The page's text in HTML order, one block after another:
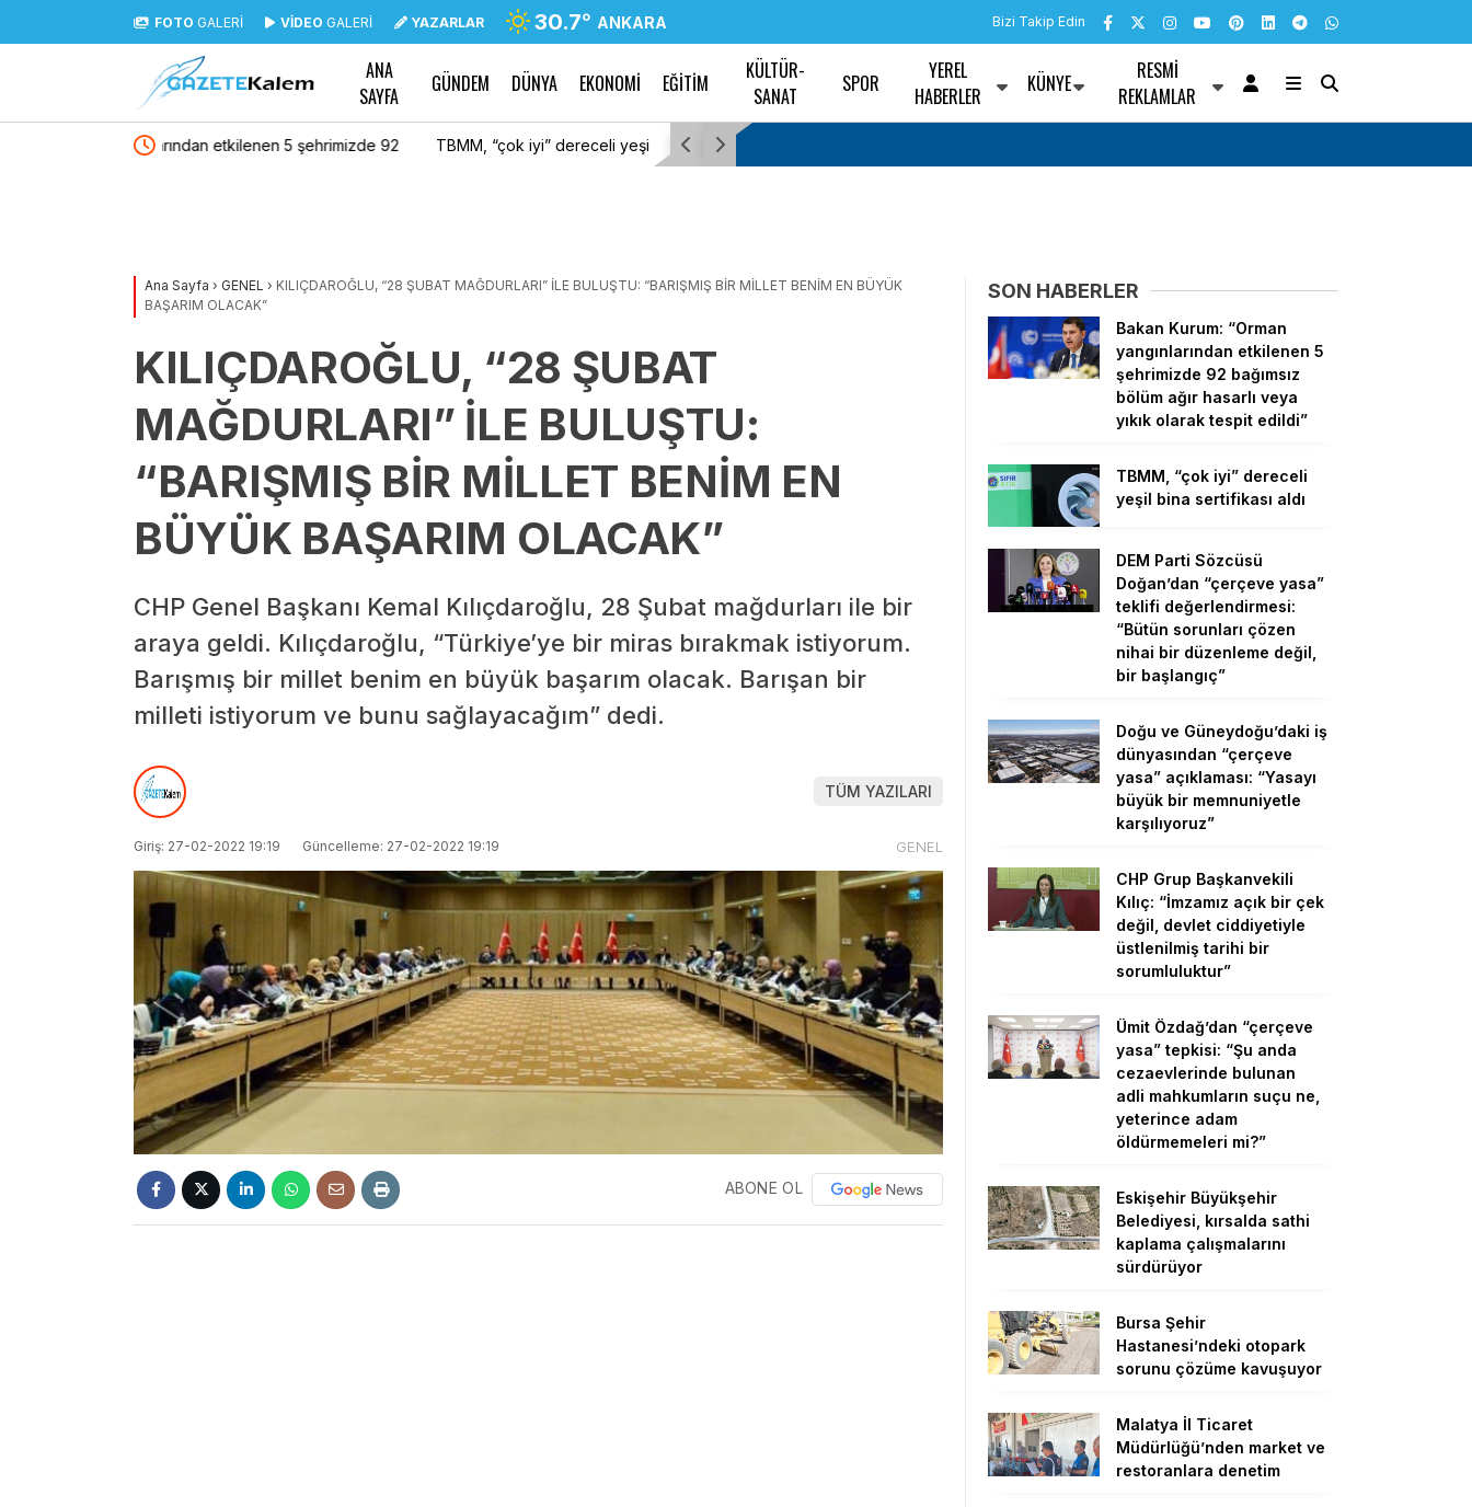
FOTO GALERİ VİDEO GALERİ YAZARLAR 30.7° ANKARA Bizi Takip Edin
ANA
SAYFA
GÜNDEM DÜNYA EKONOMİ EĞİTİM
KÜLTÜR-
SANAT
SPOR
YEREL
HABERLER
KÜNYE
RESMI
REKLAMLAR
TBMM, “çok iyi” dereceli yeşil bina sertifikası aldı DEM Parti Sözcüsü Doğan’dan “çerçeve yasa” teklifi
Ana Sayfa › GENEL › KILIÇDAROĞLU, “28 ŞUBAT MAĞDURLARI” İLE BULUŞTU: “BARIŞMIŞ BİR MİLLET BENİM EN BÜYÜK
BAŞARIM OLACAK”
KILIÇDAROĞLU, “28 ŞUBAT
MAĞDURLARI” İLE BULUŞTU:
“BARIŞMIŞ BİR MİLLET BENİM EN
BÜYÜK BAŞARIM OLACAK”
CHP Genel Başkanı Kemal Kılıçdaroğlu, 28 Şubat mağdurları ile bir
araya geldi. Kılıçdaroğlu, “Türkiye’ye bir miras bırakmak istiyorum.
Barışmış bir millet benim en büyük başarım olacak. Barışan bir
milleti istiyorum ve bunu sağlayacağım” dedi.
TÜM YAZILARI
Giriş: 27-02-2022 19:19 Güncelleme: 27-02-2022 19:19 GENEL
ABONE OL
SON HABERLER
Bakan Kurum: “Orman
yangınlarından etkilenen 5
şehrimizde 92 bağımsız
bölüm ağır hasarlı veya
yıkık olarak tespit edildi”
TBMM, “çok iyi” dereceli
yeşil bina sertifikası aldı
DEM Parti Sözcüsü
Doğan’dan “çerçeve yasa”
teklifi değerlendirmesi:
“Bütün sorunları çözen
nihai bir düzenleme değil,
bir başlangıç”
Doğu ve Güneydoğu’daki iş
dünyasından “çerçeve
yasa” açıklaması: “Yasayı
büyük bir memnuniyetle
karşılıyoruz”
CHP Grup Başkanvekili
Kılıç: “İmzamız açık bir çek
değil, devlet ciddiyetiyle
üstlenilmiş tarihi bir
sorumluluktur”
Ümit Özdağ’dan “çerçeve
yasa” tepkisi: “Şu anda
cezaevlerinde bulunan
adli mahkumların suçu ne,
yeterince adam
öldürmemeleri mi?”
Eskişehir Büyükşehir
Belediyesi, kırsalda sathi
kaplama çalışmalarını
sürdürüyor
Bursa Şehir
Hastanesi’ndeki otopark
sorunu çözüme kavuşuyor
Malatya İl Ticaret
Müdürlüğü’nden market ve
restoranlara denetim